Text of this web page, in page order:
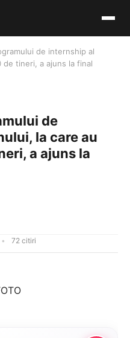
de internship al
tineri, a ajuns la final
de
la care au
a ajuns la
72 citiri